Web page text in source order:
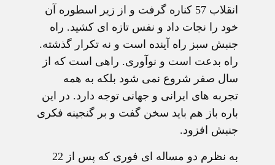
انقلاب 57 کناره گرفت و از زیر اسطوره آن
خود را نجات داد و نفس تازه ای کشید. راه
جنبش سبز راه آینده است و نه تکرار گذشته.
راه بدعت است و نوآوری. راهی است که از
سال صفر شروع نمی شود بلکه به همه
تجربه های ایرانی و جهانی توجه دارد. در این
باره باز هم باید سخن گفت و بر گنجینه فکری
جنبش افزود.
به نظرم دو مساله ای فوری که پس از 22